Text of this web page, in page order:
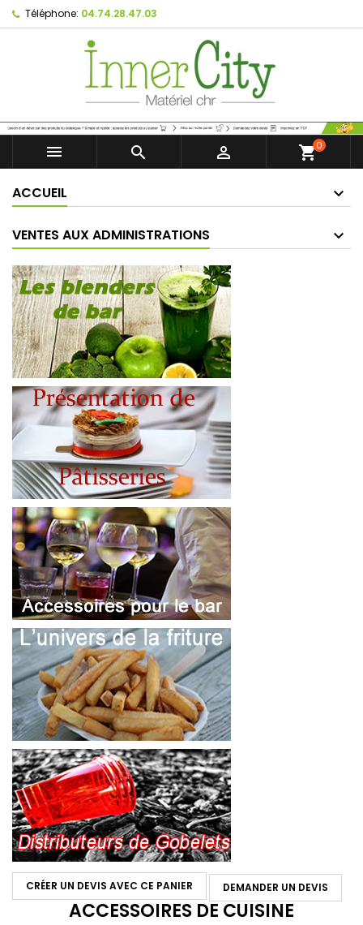
Téléphone: 04.74.28.47.03
   shopping_cart0
ACCUEIL
VENTES AUX ADMINISTRATIONS
CRÉER UN DEVIS AVEC CE PANIER DEMANDER UN DEVIS
ACCESSOIRES DE CUISINE